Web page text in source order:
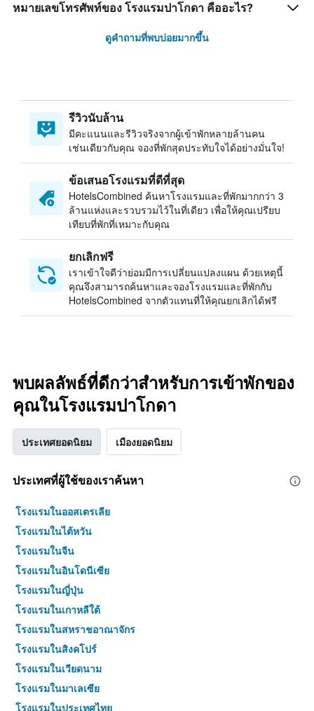
หมายเลขโทรศัพท์ของ โรงแรมปาโกดา คืออะไร?
ดูคำถามที่พบบ่อยมากขึ้น
รีวิวนับล้าน
มีคะแนนและรีวิวจริงจากผู้เข้าพักหลายล้านคน
เช่นเดียวกับคุณ จองที่พักสุดประทับใจได้อย่างมั่นใจ!
ข้อเสนอโรงแรมที่ดีที่สุด
HotelsCombined ค้นหาโรงแรมและที่พักมากกว่า 3
ล้านแห่งและรวบรวมไว้ในที่เดียว เพื่อให้คุณเปรียบ
เทียบที่พักที่เหมาะกับคุณ
ยกเลิกฟรี
เราเข้าใจดีว่าย่อมมีการเปลี่ยนแปลงแผน ด้วยเหตุนี้
คุณจึงสามารถค้นหาและจองโรงแรมและที่พักกับ
HotelsCombined จากตัวแทนที่ให้คุณยกเลิกได้ฟรี
พบผลลัพธ์ที่ดีกว่าสำหรับการเข้าพักของ
คุณในโรงแรมปาโกดา
ประเทศยอดนิยม เมืองยอดนิยม
ประเทศที่ผู้ใช้ของเราค้นหา
โรงแรมในออสเตรเลีย
โรงแรมในไต้หวัน
โรงแรมในจีน
โรงแรมในอินโดนีเซีย
โรงแรมในญี่ปุ่น
โรงแรมในเกาหลีใต้
โรงแรมในสหราชอาณาจักร
โรงแรมในสิงคโปร์
โรงแรมในเวียดนาม
โรงแรมในมาเลเซีย
โรงแรมในประเทศไทย